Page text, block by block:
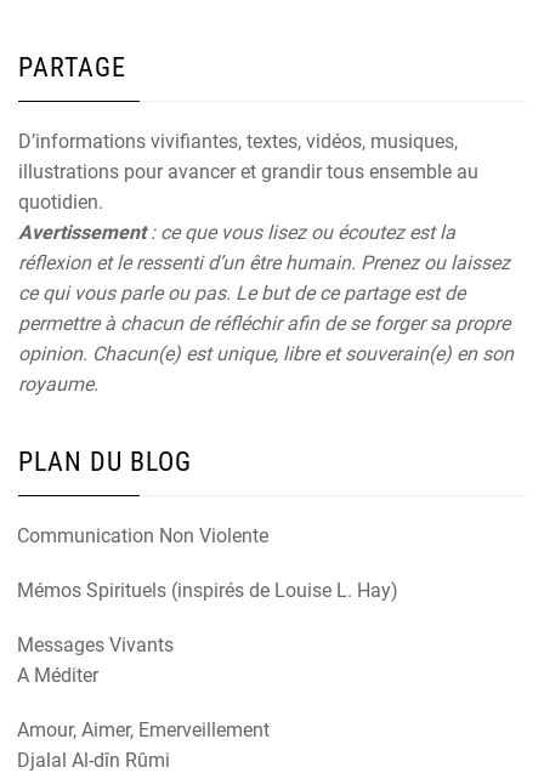
PARTAGE
D’informations vivifiantes, textes, vidéos, musiques,
illustrations pour avancer et grandir tous ensemble au
quotidien.
Avertissement: ce que vous lisez ou écoutez est la
réflexion et le ressenti d’un être humain. Prenez ou laissez
ce qui vous parle ou pas. Le but de ce partage est de
permettre à chacun de réfléchir afin de se forger sa propre
opinion. Chacun(e) est unique, libre et souverain(e) en son
royaume.
PLAN DU BLOG
Communication Non Violente
Mémos Spirituels (inspirés de Louise L. Hay)
Messages Vivants
A Méditer
Amour, Aimer, Emerveillement
Djalal Al-dîn Rûmi